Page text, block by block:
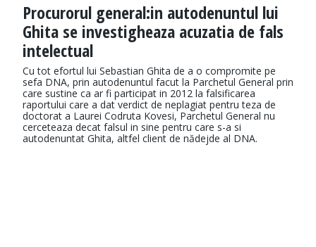
Procurorul general:in autodenuntul lui
Ghita se investigheaza acuzatia de fals
intelectual
Cu tot efortul lui Sebastian Ghita de a o compromite pe
sefa DNA, prin autodenuntul facut la Parchetul General prin
care sustine ca ar fi participat in 2012 la falsificarea
raportului care a dat verdict de neplagiat pentru teza de
doctorat a Laurei Codruta Kovesi, Parchetul General nu
cerceteaza decat falsul in sine pentru care s-a si
autodenuntat Ghita, altfel client de nădejde al DNA.